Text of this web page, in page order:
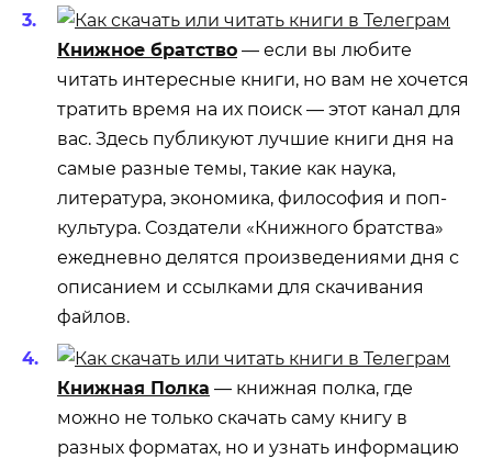
Книжное братство — если вы любите
читать интересные книги, но вам не хочется
тратить время на их поиск — этот канал для
вас. Здесь публикуют лучшие книги дня на
самые разные темы, такие как наука,
литература, экономика, философия и поп-
культура. Создатели «Книжного братства»
ежедневно делятся произведениями дня с
описанием и ссылками для скачивания
файлов.
Книжная Полка — книжная полка, где
можно не только скачать саму книгу в
разных форматах, но и узнать информацию